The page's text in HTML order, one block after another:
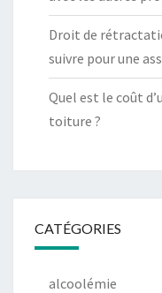
Droit de
suivre pour une
Quel est le coût
toiture ?
CATÉGORIES
alcoolémie